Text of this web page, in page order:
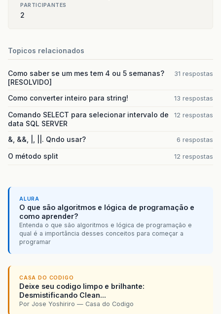
PARTICIPANTES
2
Topicos relacionados
Como saber se um mes tem 4 ou 5 semanas?
[RESOLVIDO]
31 respostas
Como converter inteiro para string! 13 respostas
Comando SELECT para selecionar intervalo de
data SQL SERVER
12 respostas
&, &&, |, ||. Qndo usar? 6 respostas
O método split 12 respostas
ALURA
O que são algoritmos e lógica de programação e
como aprender?
Entenda o que são algoritmos e lógica de programação e
qual é a importância desses conceitos para começar a
programar
CASA DO CODIGO
Deixe seu codigo limpo e brilhante:
Desmistificando Clean...
Por Jose Yoshiriro — Casa do Codigo